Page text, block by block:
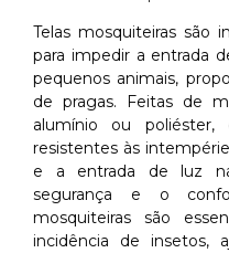
Telas mosquiteiras são
para impedir a entrada
pequenos animais,
de pragas. Feitas de
alumínio ou poliéster,
resistentes às
e a entrada de luz
segurança e o
mosquiteiras são
incidência de insetos,